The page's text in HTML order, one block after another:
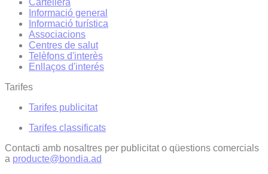
Cartellera
Informació general
Informació turística
Associacions
Centres de salut
Telèfons d'interès
Enllaços d'interés
Tarifes
Tarifes publicitat
Tarifes classificats
Contacti amb nosaltres per publicitat o qüestions comercials
a producte@bondia.ad